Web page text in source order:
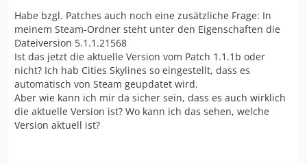
Habe bzgl. Patches auch noch eine zusätzliche Frage: In
meinem Steam-Ordner steht unter den Eigenschaften die
Dateiversion 5.1.1.21568
Ist das jetzt die aktuelle Version vom Patch 1.1.1b oder
nicht? Ich hab Cities Skylines so eingestellt, dass es
automatisch von Steam geupdatet wird.
Aber wie kann ich mir da sicher sein, dass es auch wirklich
die aktuelle Version ist? Wo kann ich das sehen, welche
Version aktuell ist?